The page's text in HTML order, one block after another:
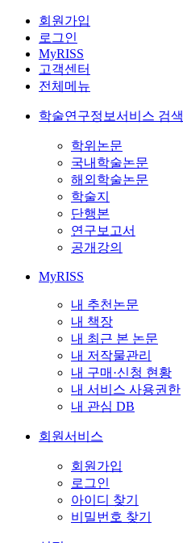
회원가입
로그인
MyRISS
고객센터
전체메뉴
학술연구정보서비스 검색
학위논문
국내학술논문
해외학술논문
학술지
단행본
연구보고서
공개강의
MyRISS
내 추천논문
내 책장
내 최근 본 논문
내 저작물관리
내 구매·신청 현황
내 서비스 사용권한
내 관심 DB
회원서비스
회원가입
로그인
아이디 찾기
비밀번호 찾기